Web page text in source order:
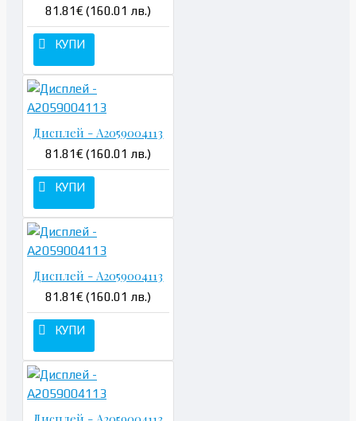
81.81€ (160.01 лв.)
КУПИ
Дисплей - A2059004113
81.81€ (160.01 лв.)
КУПИ
Дисплей - A2059004113
81.81€ (160.01 лв.)
КУПИ